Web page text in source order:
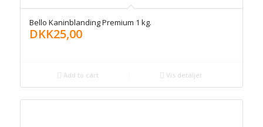
Bello Kaninblanding Premium 1 kg.
DKK25,00
Add to cart Vis detaljer